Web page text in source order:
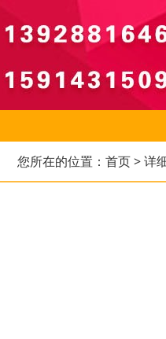
您所在的位置： 首页> 详